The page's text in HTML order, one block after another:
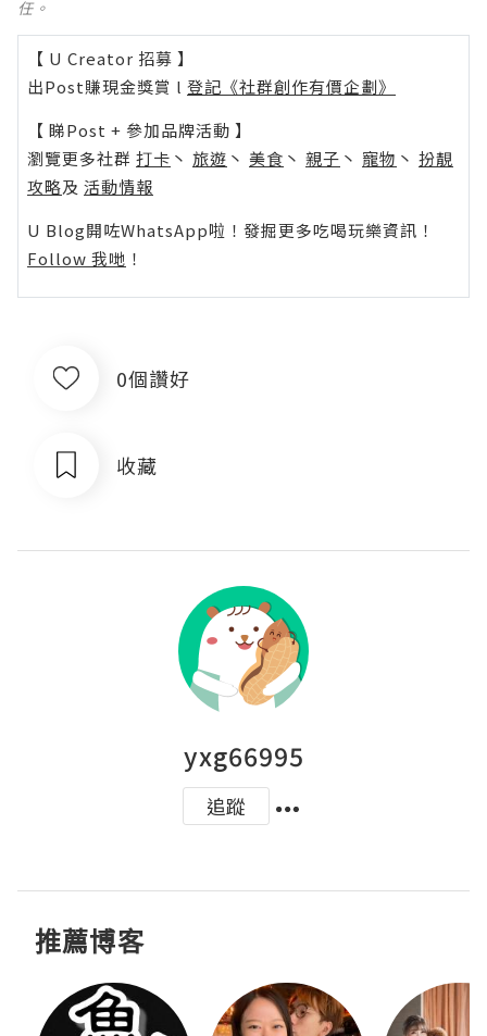
任。
【 U Creator 招募 】
出Post賺現金獎賞 l 登記《社群創作有價企劃》
【 睇Post + 參加品牌活動 】
瀏覽更多社群 打卡 丶 旅遊 丶 美食 丶 親子 丶 寵物 丶 扮靚
攻略及 活動情報
U Blog開咗WhatsApp啦！發掘更多吃喝玩樂資訊！
Follow 我哋 ！
0個讚好
收藏
yxg66995
追蹤
推薦博客